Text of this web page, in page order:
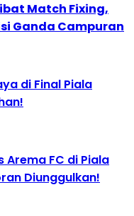
Match Fixing,
Ganda Campuran
di Final Piala
Arema FC di Piala
Diunggulkan!